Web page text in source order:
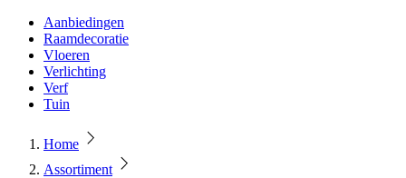
Aanbiedingen
Raamdecoratie
Vloeren
Verlichting
Verf
Tuin
Home
Assortiment